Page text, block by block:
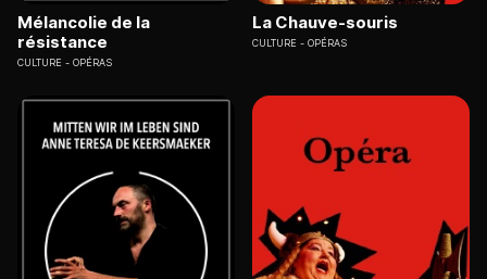
Mélancolie de la
résistance
CULTURE OPÉRAS
La Chauve-souris
CULTURE OPÉRAS